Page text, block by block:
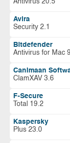
Avira
Security 2.1
Bitdefender
Antivirus for Mac
Canimaan
ClamXAV 3.6
F-Secure
Total 19.2
Kaspersky
Plus 23.0